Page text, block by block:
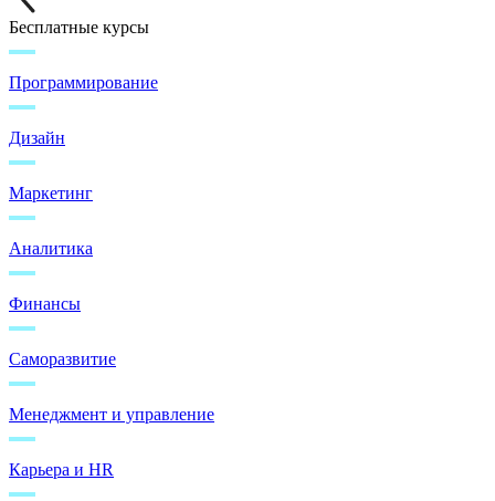
Бесплатные курсы
Программирование
Дизайн
Маркетинг
Аналитика
Финансы
Саморазвитие
Менеджмент и управление
Карьера и HR